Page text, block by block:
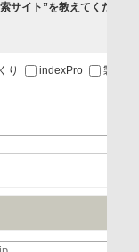
企業/団体からの
サイト”を教えてください
り indexPro
製品ナ